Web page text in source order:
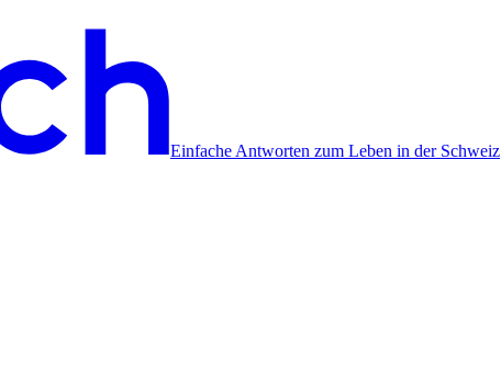
Einfache Antworten zum Leben in der Schweiz